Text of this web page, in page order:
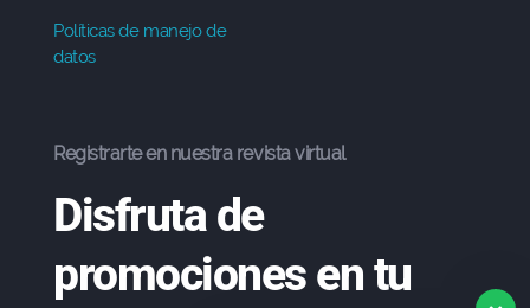
Políticas de manejo de
datos
Registrarte en nuestra revista virtual
Disfruta de
promociones en tu